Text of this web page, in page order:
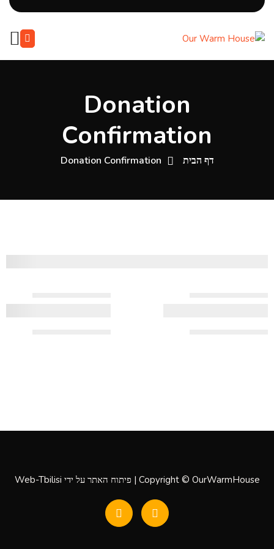
Donation
Confirmation
דף הבית Donation Confirmation
Copyright © OurWarmHouse | פיתוח האתר על ידי Web-Tbilisi